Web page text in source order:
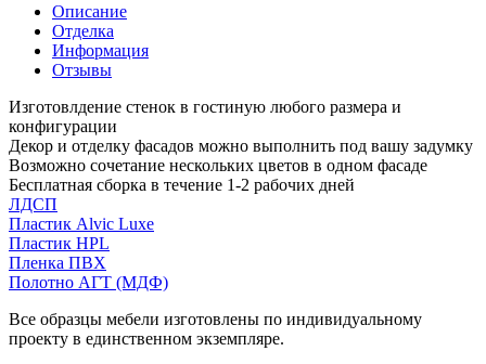
Описание
Отделка
Информация
Отзывы
Изготовлдение стенок в гостиную любого размера и
конфигурации
Декор и отделку фасадов можно выполнить под вашу задумку
Возможно сочетание нескольких цветов в одном фасаде
Бесплатная сборка в течение 1-2 рабочих дней
ЛДСП
Пластик Alvic Luxe
Пластик HPL
Пленка ПВХ
Полотно АГТ (МДФ)
Все образцы мебели изготовлены по индивидуальному
проекту в единственном экземпляре.